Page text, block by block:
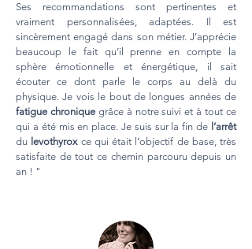
Ses recommandations sont pertinentes et
vraiment personnalisées, adaptées. Il est
sincèrement engagé dans son métier. J’apprécie
beaucoup le fait qu’il prenne en compte la
sphère émotionnelle et énergétique, il sait
écouter ce dont parle le corps au delà du
physique. Je vois le bout de longues années de
fatigue chronique grâce à notre suivi et à tout ce
qui a été mis en place. Je suis sur la fin de l’arrêt
du levothyroxce qui était l’objectif de base, très
satisfaite de tout ce chemin parcouru depuis un
an ! "